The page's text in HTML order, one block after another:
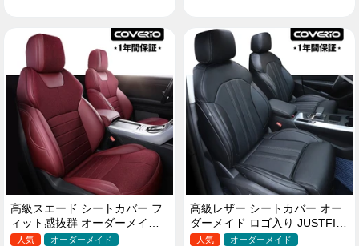
高級スエード シートカバー フ
ィット感抜群 オーダーメイド
耐久性 オシャレ 全席セット
人気
オーダーメイド
高級レザー シートカバー オー
ダーメイド ロゴ入り JUSTFIT
保証 耐摩耗性 全席セット
人気
オーダーメイド